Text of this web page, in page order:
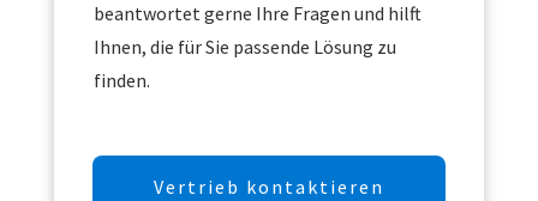
beantwortet gerne Ihre Fragen und hilft
Ihnen, die für Sie passende Lösung zu
finden.
Vertrieb kontaktieren